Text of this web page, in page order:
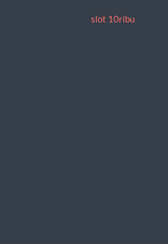
slot 10ribu